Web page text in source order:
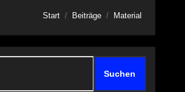
Start Beiträge Material